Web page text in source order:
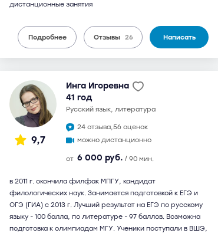
дистанционные занятия
Подробнее Отзывы 26 Написать
9,7
Инга Игоревна
41 год
русский язык, литература
24 отзыва,56 оценок
можно дистанционно
от 6 000 руб. / 90 мин.
в 2011 г. окончила филфак МПГУ, кандидат
филологических наук. Занимается подготовкой к ЕГЭ и
ОГЭ (ГИА) с 2013 г. Лучший результат на ЕГЭ по русскому
языку - 100 балла, по литературе - 97 баллов. Возможна
подготовка к олимпиадам МГУ. Ученики поступали в ВШЭ,